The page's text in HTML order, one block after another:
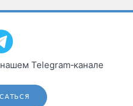
Telegram‑канале